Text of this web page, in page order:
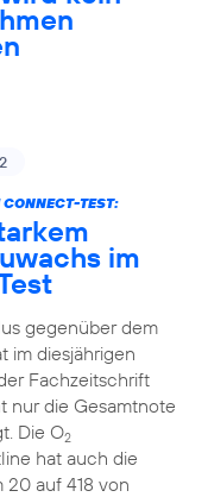
TEST:
im
gegenüber dem
im diesjährigen
Fachzeitschrift
nur die Gesamtnote
Die O2
hat auch die
20 auf 418 von